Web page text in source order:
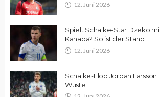
12. Juni 2026
Spielt Schalke-Star Dzeko
Kanada? So ist der Stand
12. Juni 2026
Schalke-Flop Jordan Larsson
Wüste